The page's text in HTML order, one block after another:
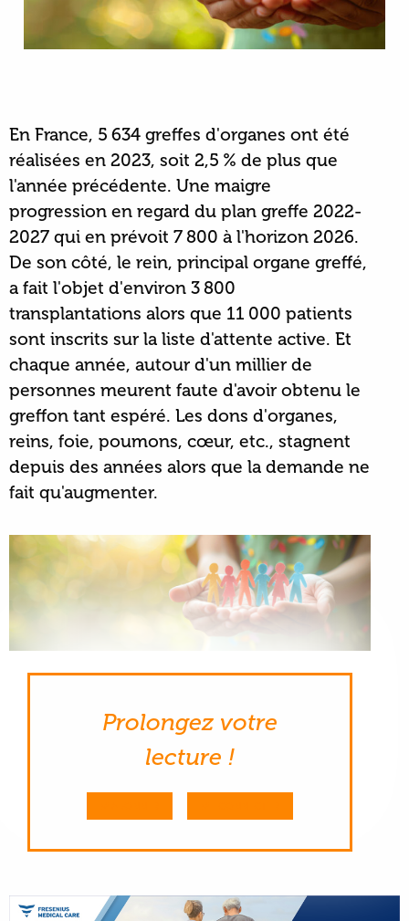
En France, 5 634 greffes d'organes ont été
réalisées en 2023, soit 2,5 % de plus que
l'année précédente. Une maigre
progression en regard du plan greffe 2022-
2027 qui en prévoit 7 800 à l'horizon 2026.
De son côté, le rein, principal organe greffé,
a fait l'objet d'environ 3 800
transplantations alors que 11 000 patients
sont inscrits sur la liste d'attente active. Et
chaque année, autour d'un millier de
personnes meurent faute d'avoir obtenu le
greffon tant espéré. Les dons d'organes,
reins, foie, poumons, cœur, etc., stagnent
depuis des années alors que la demande ne
fait qu'augmenter.
Prolongez votre
lecture !